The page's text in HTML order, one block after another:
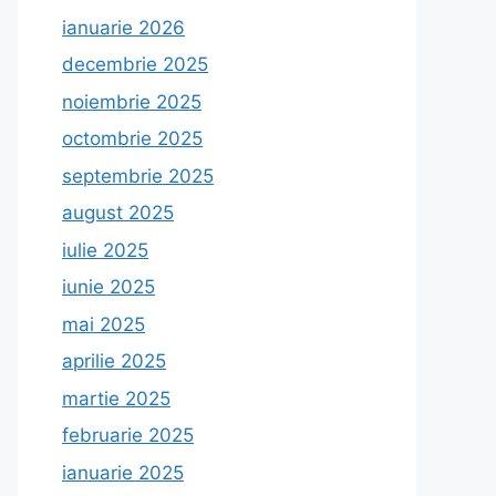
ianuarie 2026
decembrie 2025
noiembrie 2025
octombrie 2025
septembrie 2025
august 2025
iulie 2025
iunie 2025
mai 2025
aprilie 2025
martie 2025
februarie 2025
ianuarie 2025